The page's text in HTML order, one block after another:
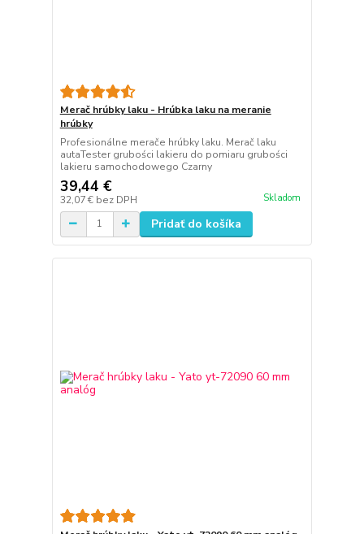
Merač hrúbky laku - Hrúbka laku na meranie
hrúbky
Profesionálne merače hrúbky laku. Merač laku
autaTester grubości lakieru do pomiaru grubości
lakieru samochodowego Czarny
39,44 €
32,07 € bez DPH Skladom
Pridať do košíka